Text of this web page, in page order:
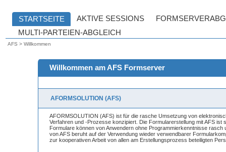
AFS > Willkommen
Willkommen am AFS Formserver
AFORMSOLUTION (AFS)
AFORMSOLUTION (AFS) ist für die rasche Umsetzung von
Verfahren und -Prozesse konzipiert. Die Formularerstellung mit AFS ist
Formulare können von Anwendern ohne Programmierkenntnisse rasch
von AFS beruht auf der Verwendung wieder verwendbarer
zur kooperativen Arbeit von allen am Erstellungsprozess beteiligten